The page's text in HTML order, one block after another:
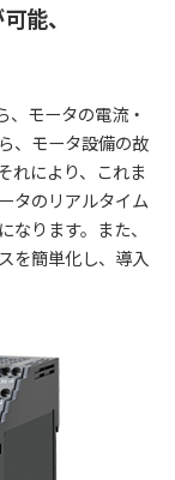
能、
モータの電流・
、モータ設備の故
れにより、これま
タのリアルタイム
ります。また、
を簡単化し、導入